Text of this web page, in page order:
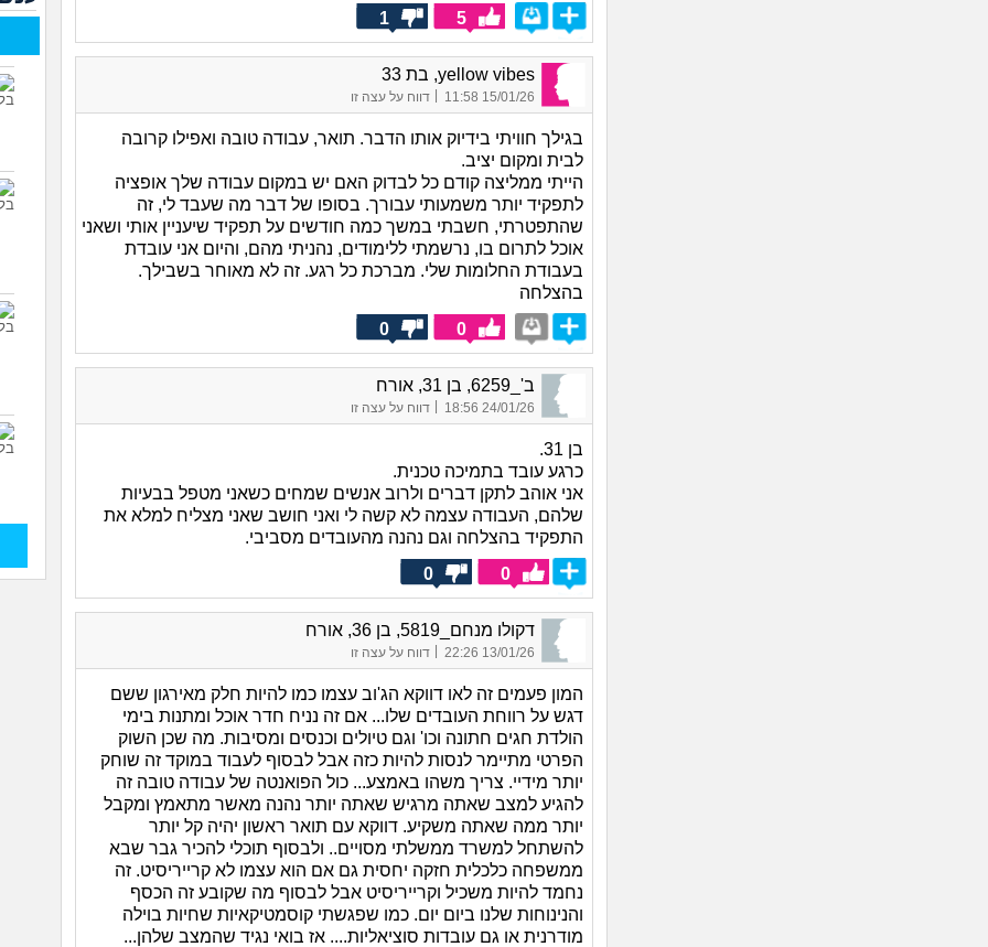
5
1
yellow vibes, בת 33
15/01/26 11:58
| דווח על עצה זו
בגילך חוויתי בידיוק אותו הדבר. תואר, עבודה טובה ואפילו קרובה
לבית ומקום יציב.
הייתי ממליצה קודם כל לבדוק האם יש במקום עבודה שלך אופציה
לתפקיד יותר משמעותי עבורך. בסופו של דבר מה שעבד לי, זה
שהתפטרתי, חשבתי במשך כמה חודשים על תפקיד שיעניין אותי ושאני
אוכל לתרום בו, נרשמתי ללימודים, נהניתי מהם, והיום אני עובדת
בעבודת החלומות שלי. מברכת כל רגע. זה לא מאוחר בשבילך.
בהצלחה
0
0
ב'_6259, בן 31, אורח
24/01/26 18:56 דווח על עצה זו
בן 31.
כרגע עובד בתמיכה טכנית.
אני אוהב לתקן דברים ולרוב אנשים שמחים כשאני מטפל בבעיות
שלהם, העבודה עצמה לא קשה לי ואני חושב שאני מצליח למלא את
התפקיד בהצלחה וגם נהנה מהעובדים מסביבי.
0
0
דקולו מנחם_5819, בן 36, אורח
13/01/26 22:26 דווח על עצה זו
המון פעמים זה לאו דווקא הג'וב עצמו כמו להיות חלק מאירגון ששם
דגש על רווחת העובדים שלו... אם זה נניח חדר אוכל ומתנות בימי
הולדת חגים חתונה וכו' וגם טיולים וכנסים ומסיבות. מה שכן השוק
הפרטי מתיימר לנסות להיות כזה אבל לבסוף לעבוד במוקד זה שוחק
יותר מידיי. צריך משהו באמצע... כול הפואנטה של עבודה טובה זה
להגיע למצב שאתה מרגיש שאתה יותר נהנה מאשר מתאמץ ומקבל
יותר ממה שאתה משקיע. דווקא עם תואר ראשון יהיה קל יותר
להשתחל למשרד ממשלתי מסויים.. ולבסוף תוכלי להכיר גבר שבא
ממשפחה כלכלית חזקה יחסית גם אם הוא עצמו לא קרייריסיט. זה
נחמד להיות משכיל וקרייריסיט אבל לבסוף מה שקובע זה הכסף
והנינוחות שלנו ביום יום. כמו שפגשתי קוסמטיקאיות שחיות בוילה
מודרנית או גם עובדות סוציאליות.... אז בואי נגיד שהמצב שלהן...